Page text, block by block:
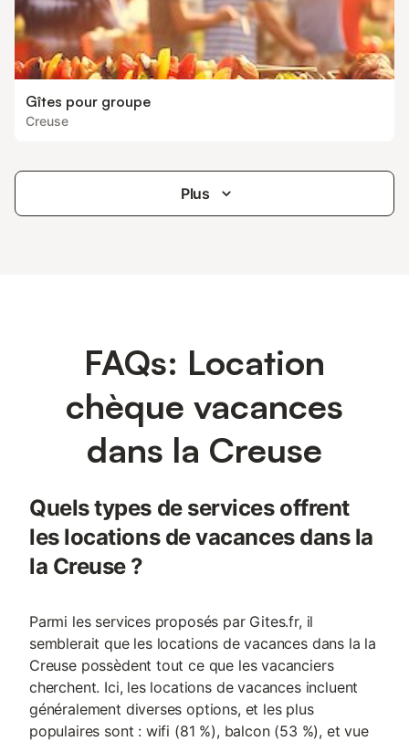
Gîtes pour groupe
Creuse
Plus
FAQs: Location
chèque vacances
dans la Creuse
Quels types de services offrent
les locations de vacances dans la
la Creuse ?
Parmi les services proposés par Gites.fr, il
semblerait que les locations de vacances dans la la
Creuse possèdent tout ce que les vacanciers
cherchent. Ici, les locations de vacances incluent
généralement diverses options, et les plus
populaires sont : wifi (81 %), balcon (53 %), et vue